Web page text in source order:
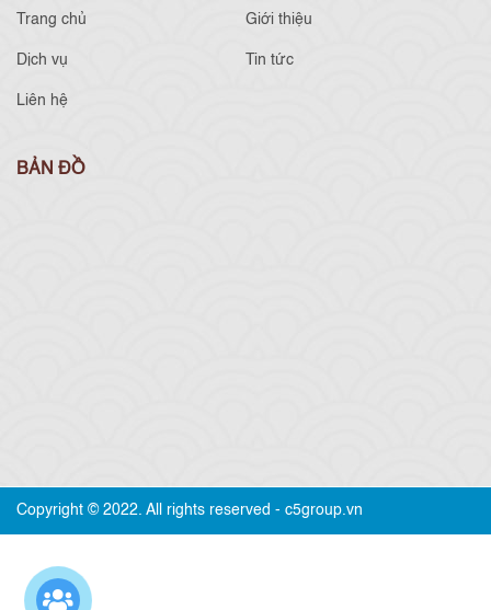
Trang chủ Giới thiệu
Dịch vụ Tin tức
Liên hệ
BẢN ĐỒ
Copyright © 2022. All rights reserved - c5group.vn